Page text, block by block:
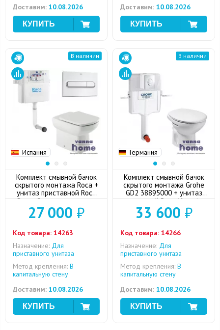
Доставим: 10.08.2026 Доставим: 10.08.2026
Испания
В наличии
Комплект смывной бачок
скрытого монтажа Roca +
унитаз приставной Roca
Dama Senso с сиденьем
микролифт + кнопка смыва
(хром)
27 000 ₽
Код товара: 14263
Назначение: Для
приставного унитаза
Метод крепления: В
капитальную стену
Доставим: 10.08.2026
Германия
В наличии
Комплект смывной бачок
скрытого монтажа Grohe
GD2 38895000 + унитаз
приставной Roca Victoria с
сиденьем микролифт +
кнопкой смыва (хром)
33 600 ₽
Код товара: 14266
Назначение: Для
приставного унитаза
Метод крепления: В
капитальную стену
Доставим: 10.08.2026